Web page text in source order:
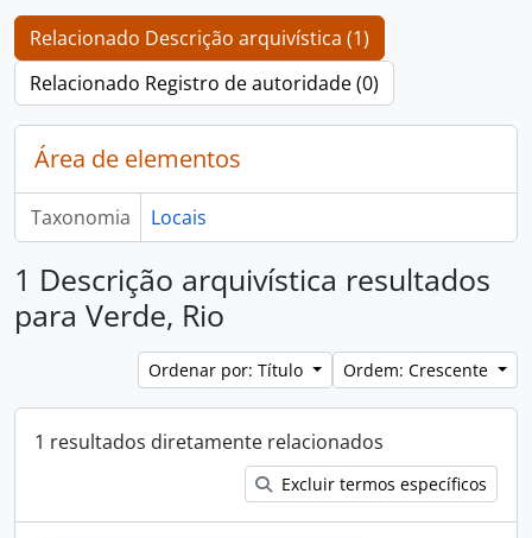
Relacionado Descrição arquivística (1)
Relacionado Registro de autoridade (0)
Área de elementos
Taxonomia Locais
1 Descrição arquivística resultados
para Verde, Rio
Ordenar por: Título Ordem: Crescente
1 resultados diretamente relacionados
Excluir termos específicos